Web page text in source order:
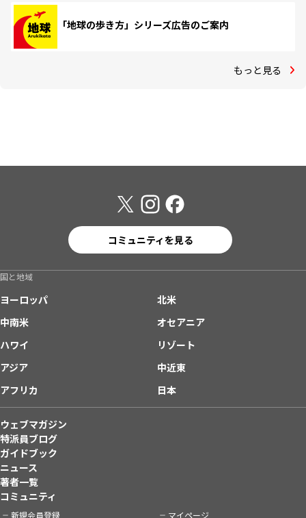
「地球の歩き方」シリーズ広告のご案内
もっと見る
コミュニティを見る
国と地域
ヨーロッパ
北米
中南米
オセアニア
ハワイ
リゾート
アジア
中近東
アフリカ
日本
ウェブマガジン
特派員ブログ
ガイドブック
ニュース
著者一覧
コミュニティ
新規会員登録 マイページ